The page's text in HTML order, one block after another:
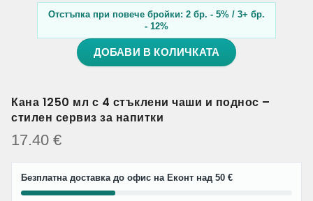
Отстъпка при повече бройки: 2 бр. - 5% / 3+ бр.
- 12%
ДОБАВИ В КОЛИЧКАТА
Кана 1250 мл с 4 стъклени чаши и поднос –
стилен сервиз за напитки
17.40 €
Безплатна доставка до офис на Еконт над 50 €